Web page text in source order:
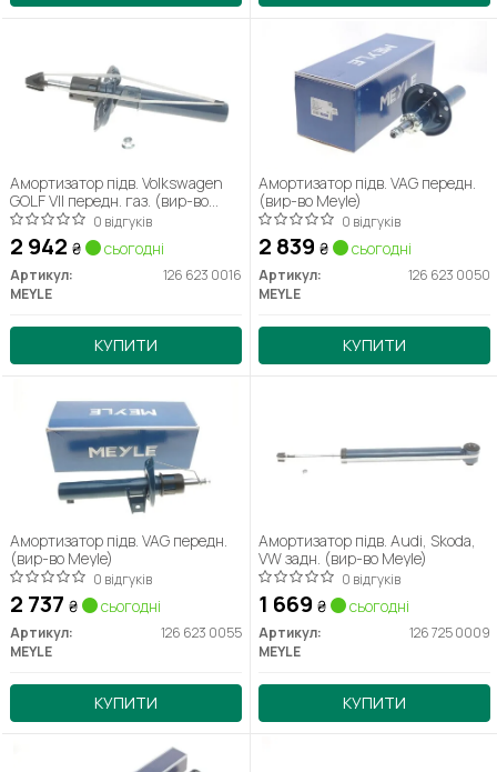
Амортизатор підв. Volkswagen
GOLF VII передн. газ. (вир-во
MEYLE) 126 623 0016
0 відгуків
2 942 ₴ сьогодні
Артикул:
126 623 0016
MEYLE
КУПИТИ
Амортизатор підв. VAG передн.
(вир-во Meyle)
0 відгуків
2 839 ₴ сьогодні
Артикул:
126 623 0050
MEYLE
КУПИТИ
Амортизатор підв. VAG передн.
(вир-во Meyle)
0 відгуків
2 737 ₴ сьогодні
Артикул:
126 623 0055
MEYLE
КУПИТИ
Амортизатор підв. Audi, Skoda,
VW задн. (вир-во Meyle)
0 відгуків
1 669 ₴ сьогодні
Артикул:
126 725 0009
MEYLE
КУПИТИ